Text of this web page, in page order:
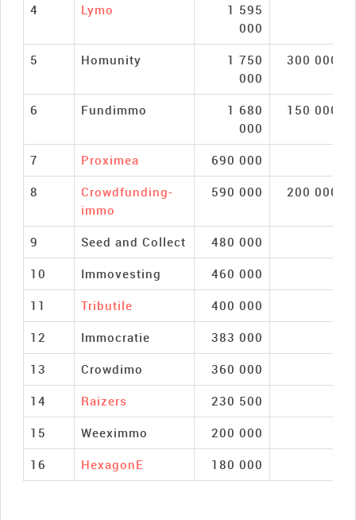
4
Lymo
1 595
000
5
Homunity
1 750
000
300 000
6 Fundimmo
1 680
000
150 000
7 Proximea
690 000
8
Crowdfunding-
immo
590 000 200 000
9 Seed and Collect
480 000
10
Immovesting
460 000
11
Tributile
400 000
12
Immocratie
383 000
13
Crowdimo
360 000
14
Raizers
230 500
15
Weeximmo
200 000
16
HexagonE 180 000